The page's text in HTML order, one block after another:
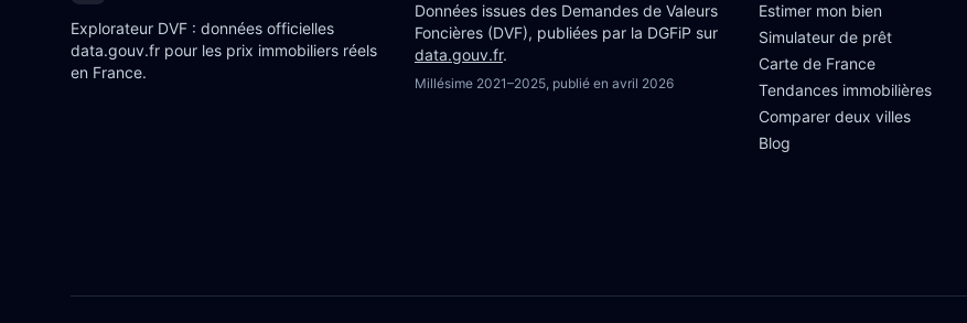
Explorateur DVF : données officielles
data.gouv.fr pour les prix immobiliers réels
en France.
Données issues des Demandes de Valeurs
Foncières (DVF), publiées par la DGFiP sur
data.gouv.fr.
Millésime 2021–2025, publié en avril 2026
Estimer mon bien
Simulateur de prêt
Carte de France
Tendances immobilières
Comparer deux villes
Blog